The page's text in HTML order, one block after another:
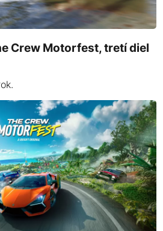
Crew Motorfest, tretí diel